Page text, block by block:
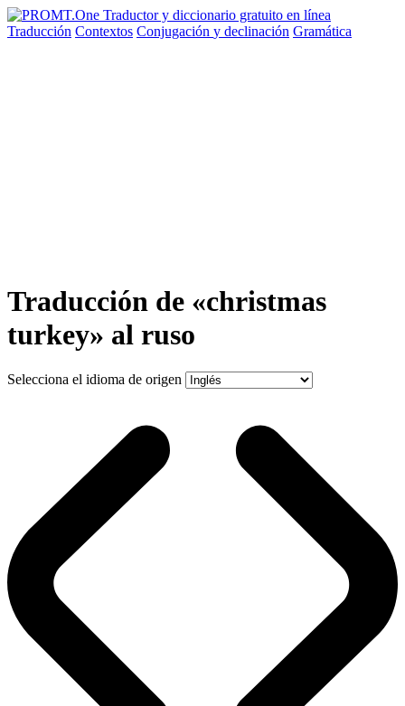
Traducción Contextos Conjugación y declinación Gramática
Traducción de «christmas
turkey» al ruso
Selecciona el idioma de origen